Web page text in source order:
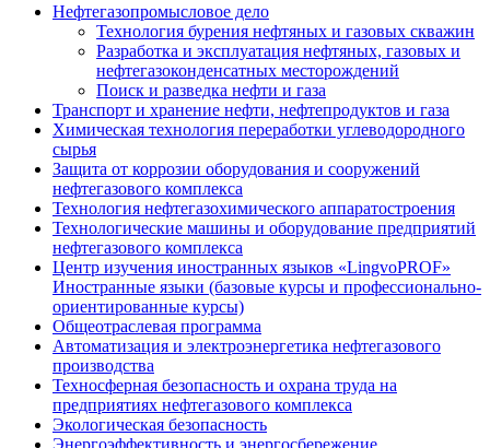
Нефтегазопромысловое дело
Технология бурения нефтяных и газовых скважин
Разработка и эксплуатация нефтяных, газовых и
нефтегазоконденсатных месторождений
Поиск и разведка нефти и газа
Транспорт и хранение нефти, нефтепродуктов и газа
Химическая технология переработки углеводородного
сырья
Защита от коррозии оборудования и сооружений
нефтегазового комплекса
Технология нефтегазохимического аппаратостроения
Технологические машины и оборудование предприятий
нефтегазового комплекса
Центр изучения иностранных языков «LingvoPROF»
Иностранные языки (базовые курсы и профессионально-
ориентированные курсы)
Общеотраслевая программа
Автоматизация и электроэнергетика нефтегазового
производства
Техносферная безопасность и охрана труда на
предприятиях нефтегазового комплекса
Экологическая безопасность
Энергоэффективность и энергосбережение